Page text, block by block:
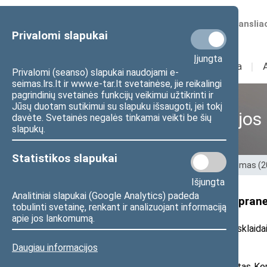
Privalomi slapukai
Įjungta
Privalomi (seanso) slapukai naudojami e-
seimas.lrs.lt ir www.e-tar.lt svetainėse, jie reikalingi
pagrindinių svetainės funkcijų veikimui užtikrinti ir
Jūsų duotam sutikimui su slapuku išsaugoti, jei tokį
davėte. Svetainės negalės tinkamai veikti be šių
slapukų.
Statistikos slapukai
Išjungta
Analitiniai slapukai (Google Analytics) padeda
tobulinti svetainę, renkant ir analizuojant informaciją
apie jos lankomumą.
Daugiau informacijos
Numatomos
Sudėtis Veikla I
Ankstesnės kadencijos
Pradžia>Ankstesnės kadencijos > XIII Seimas
Seimo nario Vytauto Kernagio
2022 m. rugsėjo 23 d. pranešimas žiniasklaidai